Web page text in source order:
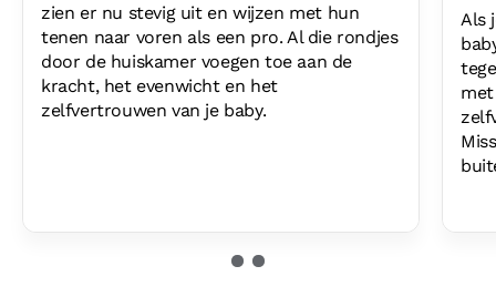
zien er nu stevig uit en wijzen met hun
tenen naar voren als een pro. Al die rondjes
door de huiskamer voegen toe aan de
kracht, het evenwicht en het
zelfvertrouwen van je baby.
Als